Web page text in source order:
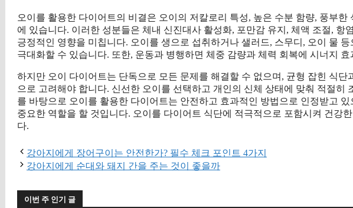
오이를 활용한 다이어트의 비결은 오이의 저칼로리 특성, 높은 수분 함량, 풍부
에 있습니다. 이러한 성분들은 체내 신진대사 활성화, 포만감 유지, 체액 조절, 항
긍정적인 영향을 미칩니다. 오이를 생으로 섭취하거나 샐러드, 스무디, 오이 물
극대화할 수 있습니다. 또한, 운동과 병행하면 체중 감량과 체력 회복에 시너지
하지만 오이 다이어트는 단독으로 모든 문제를 해결할 수 없으며, 균형 잡힌 식
으로 고려해야 합니다. 신선한 오이를 선택하고 개인의 신체 상태에 맞춰 적절히
를 바탕으로 오이를 활용한 다이어트는 안전하고 효과적인 방법으로 인정받고
중요한 역할을 할 것입니다. 오이를 다이어트 식단에 적극적으로 포함시켜 건강
다.
강아지에게 장어구이는 안전한가? 필수 체크 포인트 4가지
강아지에게 순대와 돼지 간을 주는 것이 좋을까
이번 주 인기 글